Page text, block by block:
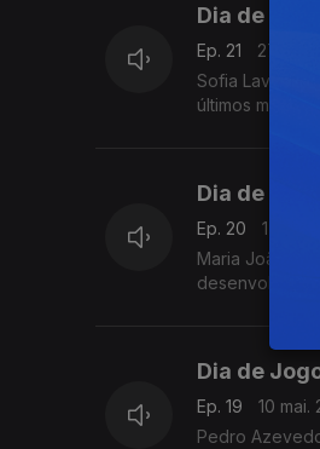
Dia de Jogo
Ep. 21
27 mai.
Sofia
últimos
Dia de Jogo
Ep. 20
17
Maria João
desenvolvido
Dia de
Ep. 19
10 mai.
Pedro